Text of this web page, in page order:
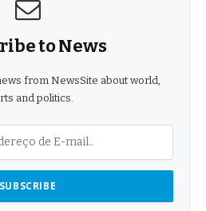
to News
from NewsSite about world,
and politics.